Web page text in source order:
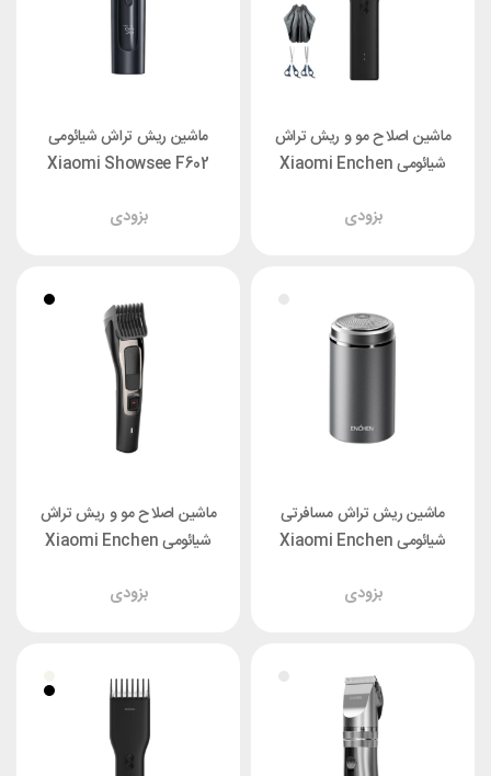
ماشین اصلاح مو و ریش تراش
شیائومی Xiaomi Enchen
بزودی
ماشین ریش تراش شیائومی
Xiaomi Showsee F602
بزودی
ماشین ریش تراش مسافرتی
شیائومی Xiaomi Enchen
بزودی
ماشین اصلاح مو و ریش تراش
شیائومی Xiaomi Enchen
بزودی